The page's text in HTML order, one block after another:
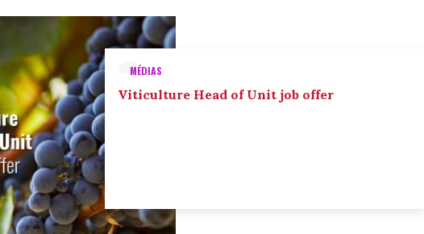
MÉDIAS
Viticulture Head of Unit job offer